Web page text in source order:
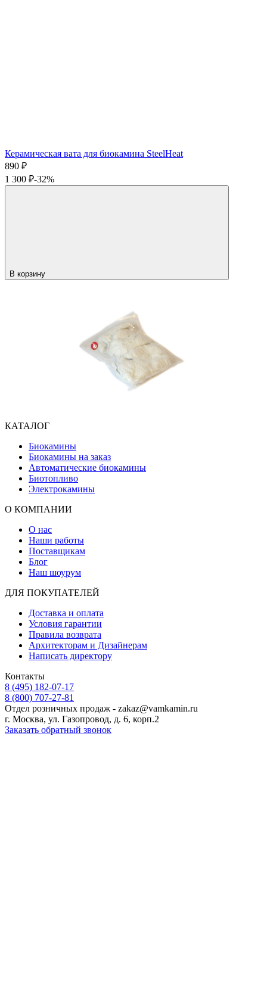
Керамическая вата для биокамина SteelHeat
890 ₽
1 300 ₽-32%
В корзину
КАТАЛОГ
Биокамины
Биокамины на заказ
Автоматические биокамины
Биотопливо
Электрокамины
О КОМПАНИИ
О нас
Наши работы
Поставщикам
Блог
Наш шоурум
ДЛЯ ПОКУПАТЕЛЕЙ
Доставка и оплата
Условия гарантии
Правила возврата
Архитекторам и Дизайнерам
Написать директору
Контакты
8 (495) 182-07-17
8 (800) 707-27-81
Отдел розничных продаж - zakaz@vamkamin.ru
г. Москва, ул. Газопровод, д. 6, корп.2
Заказать обратный звонок